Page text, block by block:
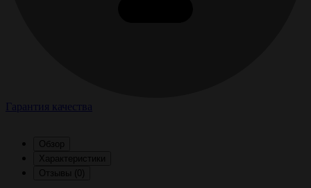
Гарантия качества
Обзор
Характеристики
Отзывы (0)